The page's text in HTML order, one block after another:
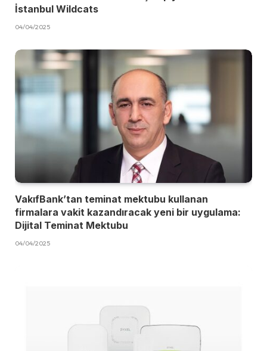
İstanbul Wildcats
04/04/2025
VakıfBank’tan teminat mektubu kullanan
firmalara vakit kazandıracak yeni bir uygulama:
Dijital Teminat Mektubu
04/04/2025